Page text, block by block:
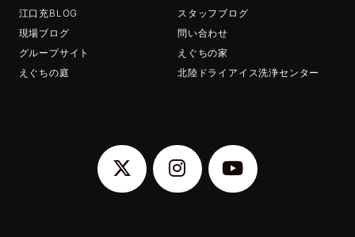
江口充BLOG
スタッフブログ
現場ブログ
問い合わせ
グループサイト
えぐちの家
えぐちの庭
北陸ドライアイス洗浄センター